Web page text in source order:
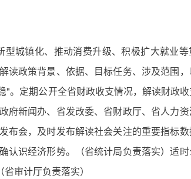
城镇化、推动消费升级、积极扩大就业等
读政策背景、依据、目标任务、涉及范围
。定期公开全省财政收支情况，解读财政
府新闻办、省发改委、省财政厅、省人力
布会，及时发布解读社会关注的重要指标
认识经济形势。（省统计局负责落实）适
审计厅负责落实）